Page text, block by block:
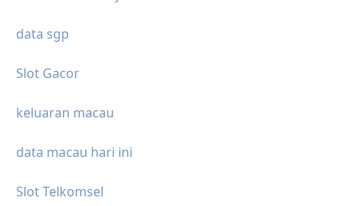
data sgp
Slot Gacor
keluaran macau
data macau hari ini
Slot Telkomsel